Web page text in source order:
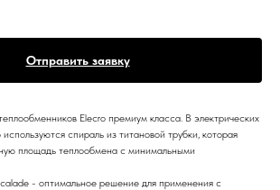
Отправить заявку
Elecro премиум класса. В электрических
спираль из титановой трубки, которая
площадь теплообмена с минимальными
- оптимальное решение для применения с